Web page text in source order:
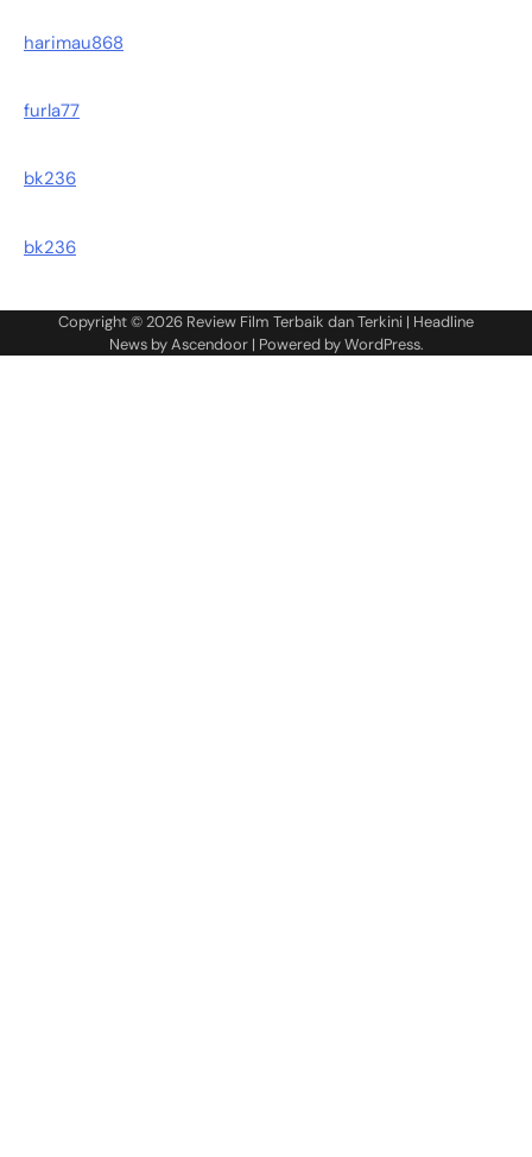
harimau868
furla77
bk236
bk236
Copyright © 2026 Review Film Terbaik dan Terkini | Headline
News byAscendoor| Powered byWordPress.